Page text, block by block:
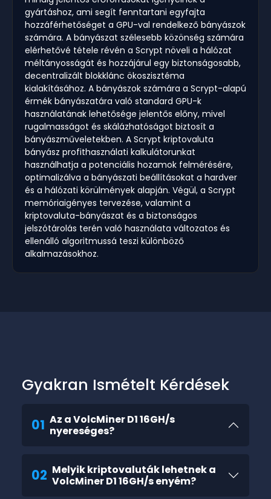
gyártáshoz, ami segít fenntartani egyfajta
hozzáférhetőséget a GPU-val rendelkező bányászok
számára. A bányászat szélesebb közönség számára
elérhetővé tétele révén a Scrypt növeli a hálózat
méltányosságát és hozzájárul egy biztonságosabb,
decentralizált blokklánc ökoszisztéma
kialakításához. A bányászok számára a Scrypt-alapú
érmék bányászatára való standard GPU-k
használatának lehetősége jelentős előny, mivel
rugalmasságot és skálázhatóságot biztosít a
bányászműveletekben. A Scrypt kriptovaluta
bányász profithasználati kalkulátorunkat
használhatja a potenciális hozamok felmérésére,
optimalizálva a bányászati beállításokat a hardver
és a hálózati körülmények alapján. Végül, a Scrypt
memóriaigényes tervezése, valamint a
kriptovaluta-bányászat és a biztonságos
jelszótárolás terén való használata változatos és
ellenálló algoritmussá teszi különböző
alkalmazásokhoz.
Gyakran Ismételt Kérdések
01 Az a VolcMiner D1 16GH/s
nyereséges?
02 Melyik kriptovaluták lehetnek a
VolcMiner D1 16GH/s enyém?